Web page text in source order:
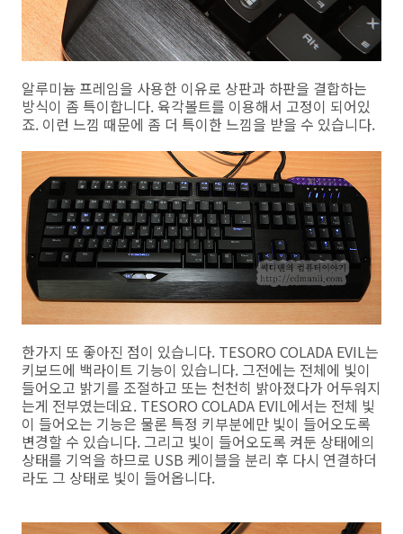
알루미늄 프레임을 사용한 이유로 상판과 하판을 결합하는
방식이 좀 특이합니다. 육각볼트를 이용해서 고정이 되어있
죠. 이런 느낌 때문에 좀 더 특이한 느낌을 받을 수 있습니다.
한가지 또 좋아진 점이 있습니다. TESORO COLADA EVIL는
키보드에 백라이트 기능이 있습니다. 그전에는 전체에 빛이
들어오고 밝기를 조절하고 또는 천천히 밝아졌다가 어두워지
는게 전부였는데요. TESORO COLADA EVIL에서는 전체 빛
이 들어오는 기능은 물론 특정 키부분에만 빛이 들어오도록
변경할 수 있습니다. 그리고 빛이 들어오도록 켜둔 상태에의
상태를 기억을 하므로 USB 케이블을 분리 후 다시 연결하더
라도 그 상태로 빛이 들어옵니다.